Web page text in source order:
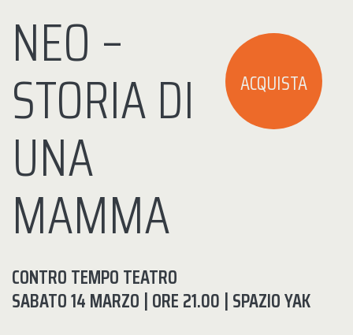
ACQUISTA
NEO –
STORIA DI
UNA
MAMMA
CONTRO TEMPO TEATRO
SABATO 14 MARZO | ORE 21.00 | SPAZIO YAK